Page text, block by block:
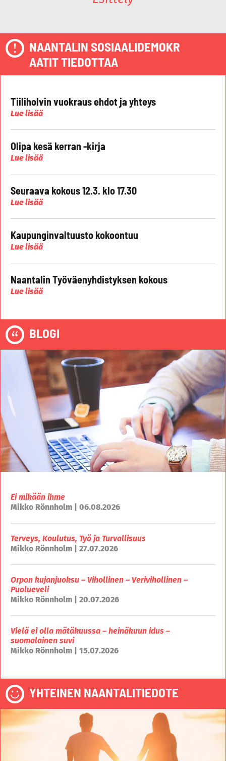
NAANTALIN SOSIAALIDEMOKR
AATIT TIEDOTTAA
Tiiliholvin vuokraus ehdot ja yhteys
Lue lisää
Olipa kesä kerran -kirja
Lue lisää
Seuraava kokous 12.3. klo 17.30
Lue lisää
Kaupunginvaltuusto kokoontuu
Lue lisää
Naantalin Työväenyhdistyksen kokous
Lue lisää
BLOGI
Ei mikään ihme
Mikko Rönnholm | 06.08.2026
Terveys, Koulutus, Työ ja Turvallisuus
Mikko Rönnholm | 27.07.2026
Orpon kujanjuoksu – Vihollinen – Verivihollinen –
Puolueveli
Mikko Rönnholm | 20.07.2026
Vielä ei olla mätäkuussa – heinäkuun idus –
suomalainen suvi
Mikko Rönnholm | 15.07.2026
YHTEINEN NAANTALITIEDOTE